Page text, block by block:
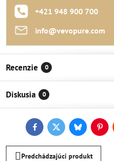
+421 948 900 700
info​@vevopure​.com
Recenzie 0
Diskusia 0
FacebookTwitterBluesky
Predchádzajúci produkt